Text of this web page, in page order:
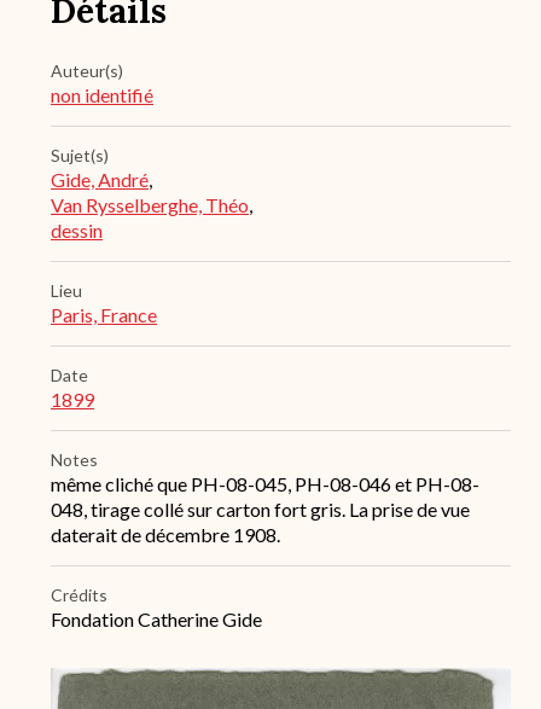
Détails
Auteur(s)
non identifié
Sujet(s)
Gide, André,
Van Rysselberghe, Théo,
dessin
Lieu
Paris, France
Date
1899
Notes
même cliché que PH-08-045, PH-08-046 et PH-08-
048, tirage collé sur carton fort gris. La prise de vue
daterait de décembre 1908.
Crédits
Fondation Catherine Gide
Archive